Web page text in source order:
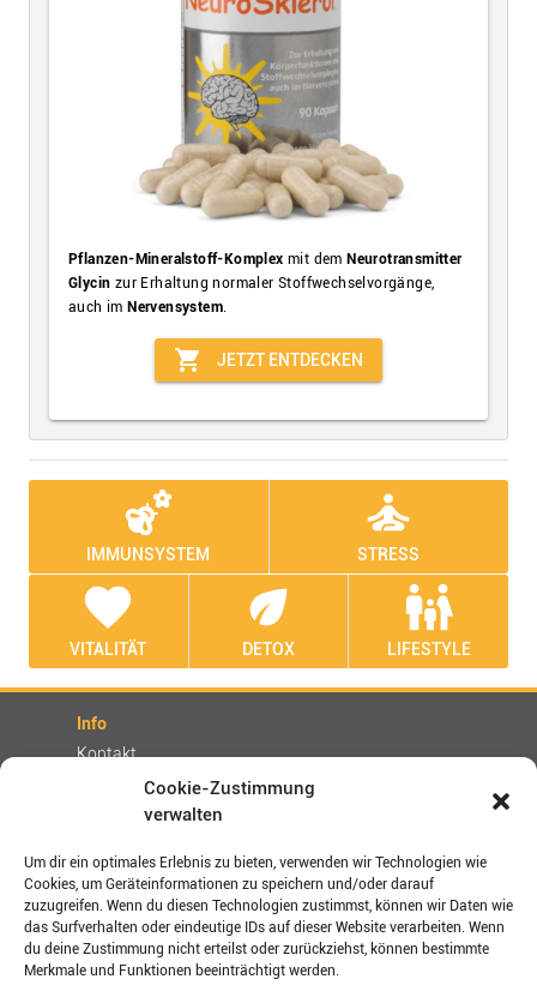
Cookie-Zustimmung
verwalten
Um dir ein optimales Erlebnis zu bieten, verwenden wir Technologien wie
Cookies, um Geräteinformationen zu speichern und/oder darauf
zuzugreifen. Wenn du diesen Technologien zustimmst, können wir Daten wie
das Surfverhalten oder eindeutige IDs auf dieser Website verarbeiten. Wenn
du deine Zustimmung nicht erteilst oder zurückziehst, können bestimmte
Merkmale und Funktionen beeinträchtigt werden.
Pflanzen-Mineralstoff-Komplex mit dem Neurotransmitter
Glycin zur Erhaltung normaler Stoffwechselvorgänge,
auch im Nervensystem.
shopping_cart JETZT ENTDECKEN
emoji_nature
IMMUNSYSTEM
self_improvement
STRESS
favorite
VITALITÄT
eco
DETOX
family_restroom
LIFESTYLE
Info
Kontakt
Rechtliches
Impressum
AGBs
Datenschutz / Disclaimer
Versand- und Zahlungsbedingungen